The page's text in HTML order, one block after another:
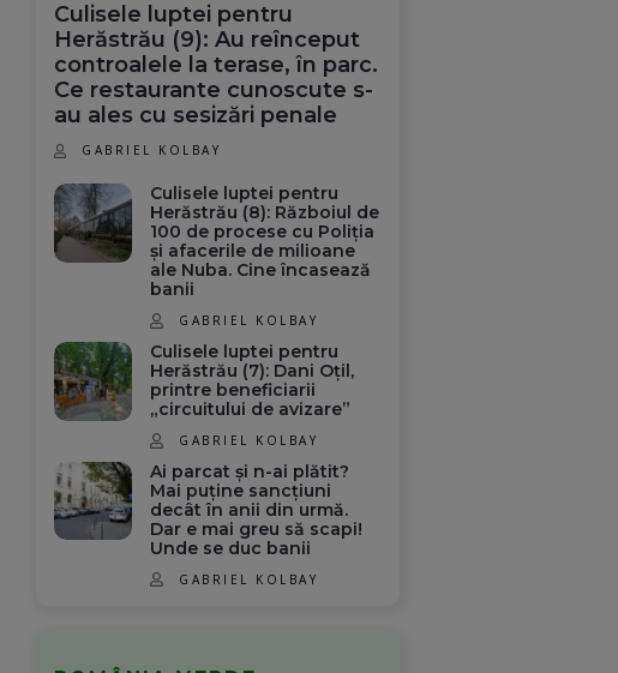
Culisele luptei pentru
Herăstrău (9): Au reînceput
controalele la terase, în parc.
Ce restaurante cunoscute s-
au ales cu sesizări penale
GABRIEL KOLBAY
Culisele luptei pentru
Herăstrău (8): Războiul de
100 de procese cu Poliția
și afacerile de milioane
ale Nuba. Cine încasează
banii
GABRIEL KOLBAY
Culisele luptei pentru
Herăstrău (7): Dani Oțil,
printre beneficiarii
„circuitului de avizare”
GABRIEL KOLBAY
Ai parcat și n-ai plătit?
Mai puține sancțiuni
decât în anii din urmă.
Dar e mai greu să scapi!
Unde se duc banii
GABRIEL KOLBAY